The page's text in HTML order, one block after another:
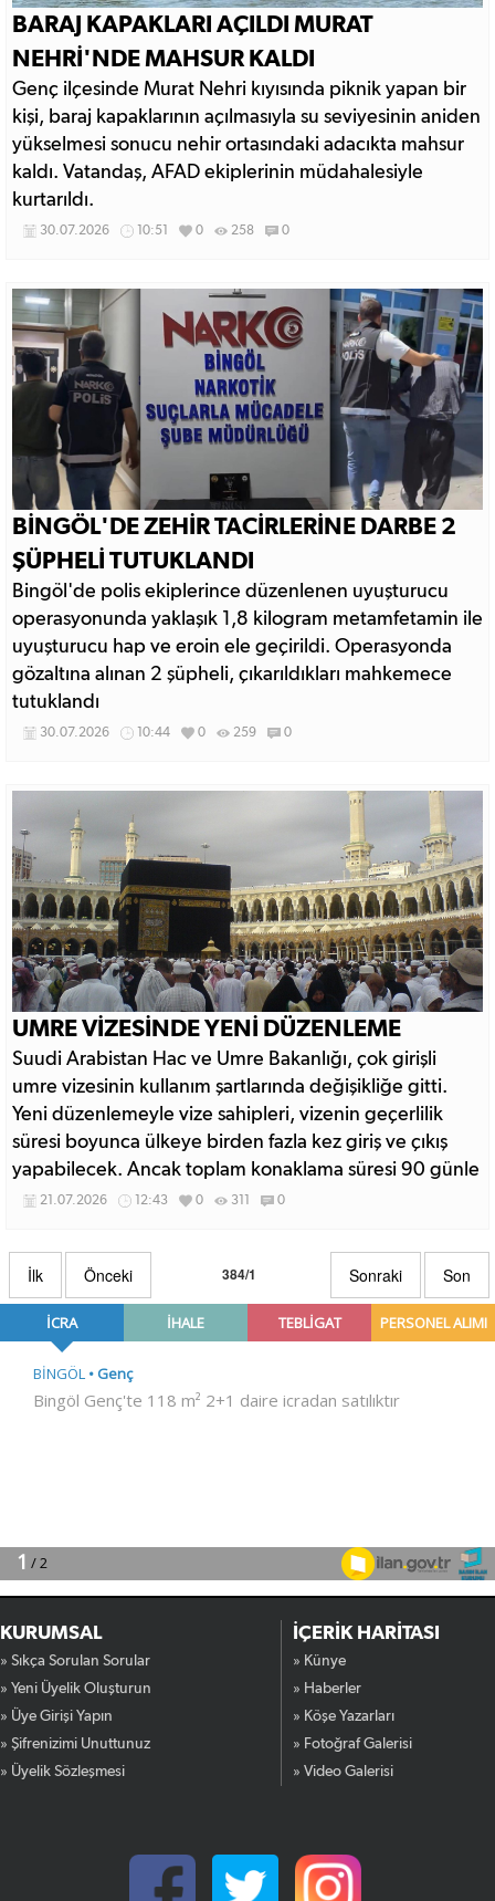
BARAJ KAPAKLARI AÇILDI MURAT
NEHRİ'NDE MAHSUR KALDI
Genç ilçesinde Murat Nehri kıyısında piknik yapan bir
kişi, baraj kapaklarının açılmasıyla su seviyesinin aniden
yükselmesi sonucu nehir ortasındaki adacıkta mahsur
kaldı. Vatandaş, AFAD ekiplerinin müdahalesiyle
kurtarıldı.
30.07.2026 10:51 0 258 0
BİNGÖL'DE ZEHİR TACİRLERİNE DARBE 2
ŞÜPHELİ TUTUKLANDI
Bingöl'de polis ekiplerince düzenlenen uyuşturucu
operasyonunda yaklaşık 1,8 kilogram metamfetamin ile
uyuşturucu hap ve eroin ele geçirildi. Operasyonda
gözaltına alınan 2 şüpheli, çıkarıldıkları mahkemece
tutuklandı
30.07.2026 10:44 0 259 0
UMRE VİZESİNDE YENİ DÜZENLEME
Suudi Arabistan Hac ve Umre Bakanlığı, çok girişli
umre vizesinin kullanım şartlarında değişikliğe gitti.
Yeni düzenlemeyle vize sahipleri, vizenin geçerlilik
süresi boyunca ülkeye birden fazla kez giriş ve çıkış
yapabilecek. Ancak toplam konaklama süresi 90 günle
sınırlandırılacak.
21.07.2026 12:43 0 311 0
İlk Önceki 384/1 Sonraki Son
KURUMSAL
» Sıkça Sorulan Sorular
» Yeni Üyelik Oluşturun
» Üye Girişi Yapın
» Şifrenizimi Unuttunuz
» Üyelik Sözleşmesi
İÇERİK HARİTASI
» Künye
» Haberler
» Köşe Yazarları
» Fotoğraf Galerisi
» Video Galerisi